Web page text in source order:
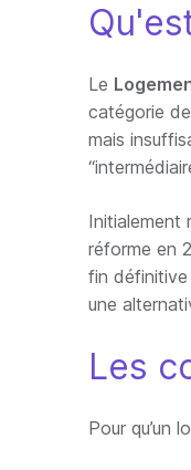
Le
catégorie
mais
Initialement
réforme en
fin définitive
une
Les
Pour qu’un